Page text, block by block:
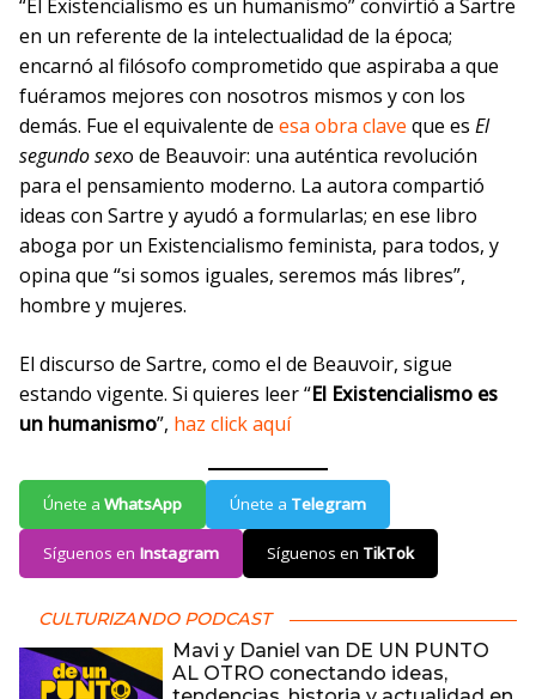
“El Existencialismo es un humanismo” convirtió a Sartre
en un referente de la intelectualidad de la época;
encarnó al filósofo comprometido que aspiraba a que
fuéramos mejores con nosotros mismos y con los
demás. Fue el equivalente de esa obra clave que es El
segundo sexo de Beauvoir: una auténtica revolución
para el pensamiento moderno. La autora compartió
ideas con Sartre y ayudó a formularlas; en ese libro
aboga por un Existencialismo feminista, para todos, y
opina que “si somos iguales, seremos más libres”,
hombre y mujeres.
El discurso de Sartre, como el de Beauvoir, sigue
estando vigente. Si quieres leer “El Existencialismo es
un humanismo”, haz click aquí
Únete a WhatsApp Únete a Telegram
Síguenos en Instagram Síguenos en TikTok
CULTURIZANDO PODCAST
Mavi y Daniel van DE UN PUNTO
AL OTRO conectando ideas,